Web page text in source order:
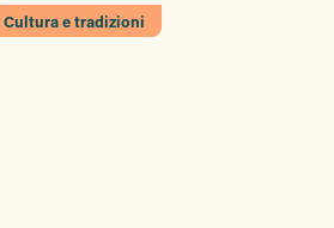
Cultura e tradizioni